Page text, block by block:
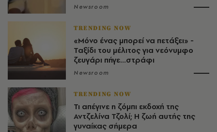
Newsroom
TRENDING NOW
«Μόνο ένας μπορεί να πετάξει» -
Ταξίδι του μέλιτος για νεόνυμφο
ζευγάρι πήγε...στράφι
Newsroom
TRENDING NOW
Τι απέγινε η ζόμπι εκδοχή της
Αντζελίνα Τζολί; Η ζωή αυτής της
γυναίκας σήμερα